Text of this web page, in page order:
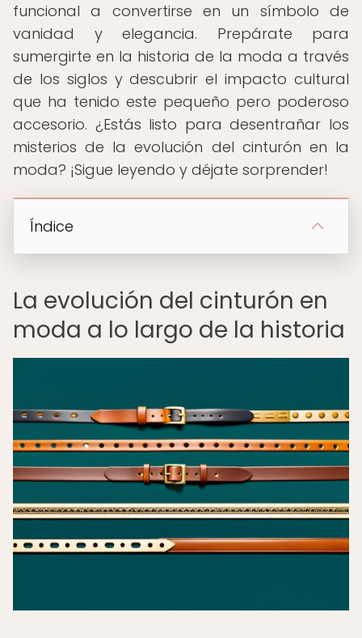
funcional a convertirse en un símbolo de
vanidad y elegancia. Prepárate para
sumergirte en la historia de la moda a través
de los siglos y descubrir el impacto cultural
que ha tenido este pequeño pero poderoso
accesorio. ¿Estás listo para desentrañar los
misterios de la evolución del cinturón en la
moda? ¡Sigue leyendo y déjate sorprender!
Índice
La evolución del cinturón en
moda a lo largo de la historia